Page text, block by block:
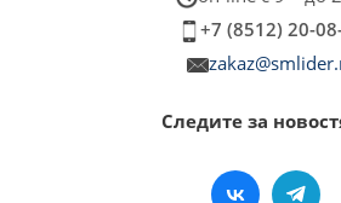
+7 (8512) 20-
Следите за